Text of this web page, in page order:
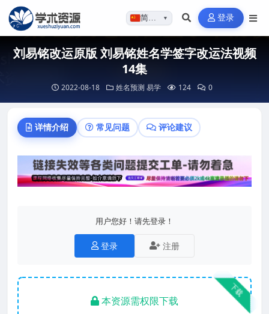
简体…▼ 登录
刘易铭改运原版 刘易铭姓名学签字改运法视频
14集
2022-08-18 姓名预测 易学 124 0
详情介绍 常见问题 评论建议
用户您好！请先登录！
登录 注册
下载
本资源需权限下载